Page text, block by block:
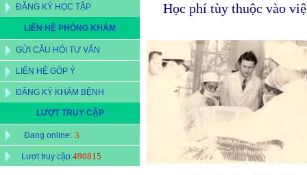
ĐĂNG KÝ HỌC TẬP
LIÊN HỆ PHÒNG KHÁM
GỬI CÂU HỎI TƯ VẤN
LIÊN HỆ GÓP Ý
ĐĂNG KÝ KHÁM BỆNH
LƯỢT TRUY CẬP
Đang online: 3
Lượt truy cập:490815
Học phí tùy thuộc vào